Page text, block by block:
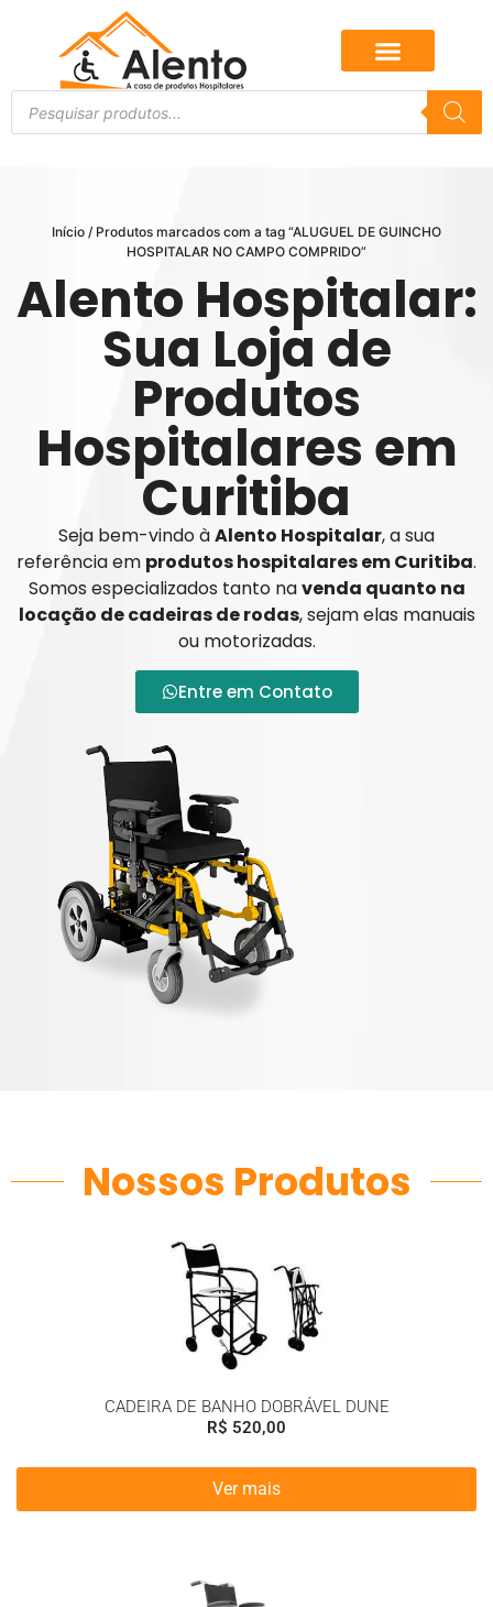
Início / Produtos marcados com a tag “ALUGUEL DE GUINCHO
HOSPITALAR NO CAMPO COMPRIDO”
Alento Hospitalar:
Sua Loja de
Produtos
Hospitalares em
Curitiba
Seja bem-vindo àAlento Hospitalar, a sua
referência em produtos hospitalares em Curitiba.
Somos especializados tanto navenda quanto na
locação de cadeiras de rodas, sejam elas manuais
ou motorizadas.
Entre em Contato
Nossos Produtos
CADEIRA DE BANHO DOBRÁVEL DUNE
R$ 520,00
Ver mais